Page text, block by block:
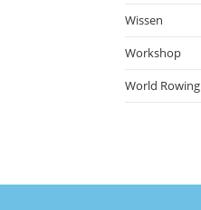
Wissen
Workshop
World Rowing